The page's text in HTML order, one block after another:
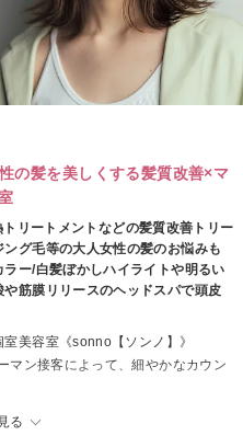
の髪を美しくする髪質改善×マ
リートメントなどの髪質改善トリー
グ毛等の大人女性の髪のお悩みも
ー/白髪ぼかしハイライトや明るい
筋膜リリースのヘッドスパで頭皮
る
美容室《sonno【ソンノ】》
マン接客によって、細やかなカウン